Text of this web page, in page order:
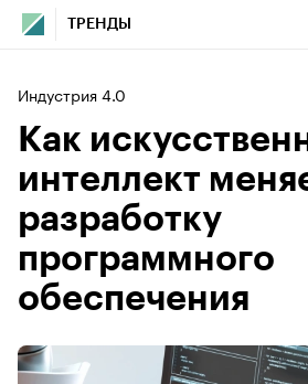
ТРЕНДЫ
Индустрия 4.0
Как
интеллект
разработку
программного
обеспечения